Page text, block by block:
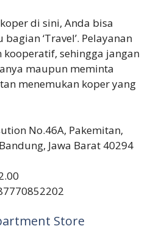
di sini, Anda bisa
‘Travel’. Pelayanan
sehingga jangan
maupun meminta
menemukan koper yang
No.46A, Pakemitan,
Jawa Barat 40294
Store